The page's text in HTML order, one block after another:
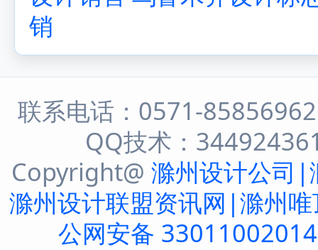
销
联系电话：0571-
QQ技术：
Copyright@ 滁州设计公司|
滁州设计联盟资讯网|滁州
公网安备